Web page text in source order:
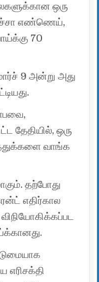
ஒரு
எண்ணெய்,
70
9 அன்று அது
தேதியில், ஒரு
வாங்க
தற்போது
எதிர்கால
எரிசக்தி